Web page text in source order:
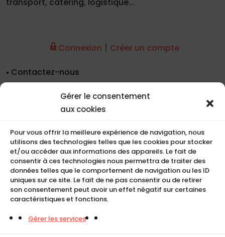
Gérer le consentement
aux cookies
Pour vous offrir la meilleure expérience de navigation, nous
utilisons des technologies telles que les cookies pour stocker
et/ou accéder aux informations des appareils. Le fait de
consentir à ces technologies nous permettra de traiter des
données telles que le comportement de navigation ou les ID
uniques sur ce site. Le fait de ne pas consentir ou de retirer
son consentement peut avoir un effet négatif sur certaines
caractéristiques et fonctions.
Gérer les services
transport, catering, logistique...
Connexion | Créer un compte
Contactez-nous
Nos coordonnées
Nos références
Recrutement
CGU
Mentions légales
Politique de cookies (UE)
COMPACT
5, Rue Ambroise Croizat